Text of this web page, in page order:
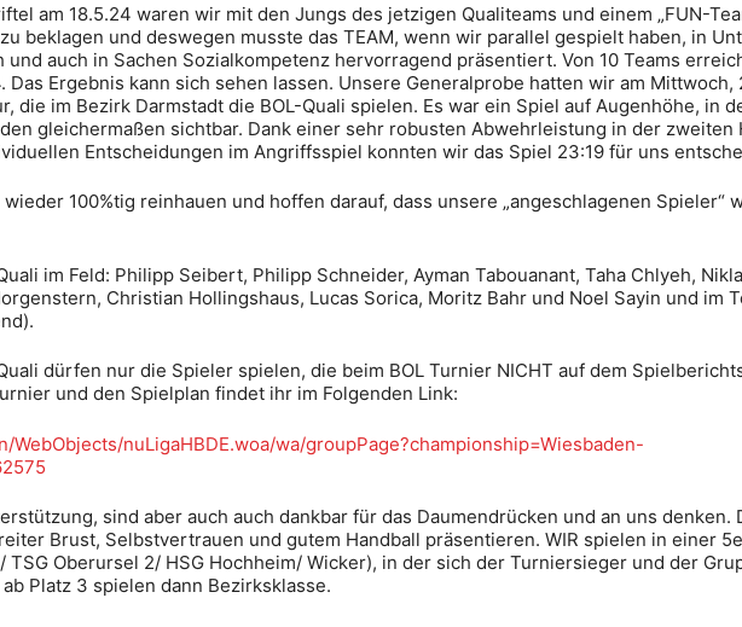
am 18.5.24 waren wir mit den Jungs des jetzigen Qualiteams und einem „FUN-
beklagen und deswegen musste das TEAM, wenn wir parallel gespielt haben, in
auch in Sachen Sozialkompetenz hervorragend präsentiert. Von 10 Teams
Das Ergebnis kann sich sehen lassen. Unsere Generalprobe hatten wir am Mittwoch,
die im Bezirk Darmstadt die BOL-Quali spielen. Es war ein Spiel auf Augenhöhe, in
gleichermaßen sichtbar. Dank einer sehr robusten Abwehrleistung in der zweiten
Entscheidungen im Angriffsspiel konnten wir das Spiel 23:19 für uns
wieder 100%tig reinhauen und hoffen darauf, dass unsere „angeschlagenen
im Feld: Philipp Seibert, Philipp Schneider, Ayman Tabouanant, Taha Chlyeh,
Christian Hollingshaus, Lucas Sorica, Moritz Bahr und Noel Sayin und im
dürfen nur die Spieler spielen, die beim BOL Turnier NICHT auf dem
und den Spielplan findet ihr im Folgenden Link:
nuLigaHBDE.woa/wa/groupPage?championship=Wiesbaden-
sind aber auch auch dankbar für das Daumendrücken und an uns denken.
Brust, Selbstvertrauen und gutem Handball präsentieren. WIR spielen in einer
TSG Oberursel 2/ HSG Hochheim/ Wicker), in der sich der Turniersieger und der
Platz 3 spielen dann Bezirksklasse.